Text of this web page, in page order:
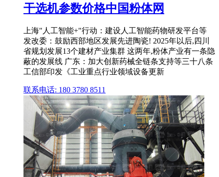
干选机参数价格中国粉体网
上海"人工智能+"行动：建设人工智能药物研发平台等
发改委：鼓励西部地区发展先进陶瓷! 2025年以后,四川
省规划发展13个建材产业集群 这两年,粉体产业有一条隐
蔽的发展线 广东：加大创新药械全链条支持等三十八条
工信部印发《工业重点行业领域设备更新
联系电话: 180 3780 8511